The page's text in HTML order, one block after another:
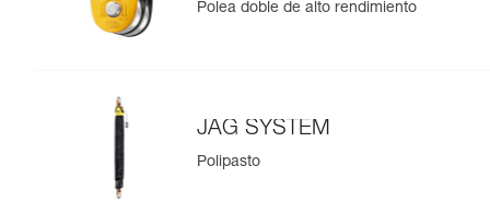
Polea doble de alto rendimiento
JAG SYSTEM
Polipasto